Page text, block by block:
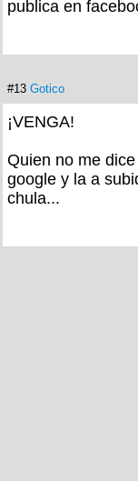
publica en
#13 Gotico
¡VENGA!
Quien no me
google y la a
chula...